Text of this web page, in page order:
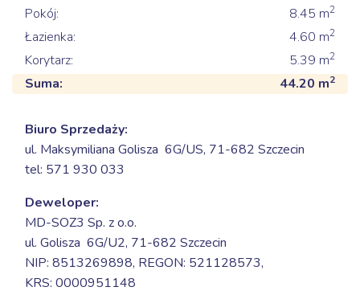
Pokój: 8.45 m2
Łazienka: 4.60 m2
Korytarz: 5.39 m2
Suma: 44.20 m2
Biuro Sprzedaży:
ul. Maksymiliana Golisza 6G/US, 71-682 Szczecin
tel: 571 930 033
Deweloper:
MD-SOZ3 Sp. z o.o.
ul. Golisza 6G/U2, 71-682 Szczecin
NIP: 8513269898, REGON: 521128573,
KRS: 0000951148